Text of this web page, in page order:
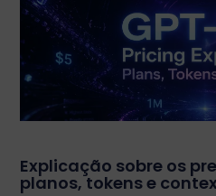
Explicação sobre os
planos, tokens e